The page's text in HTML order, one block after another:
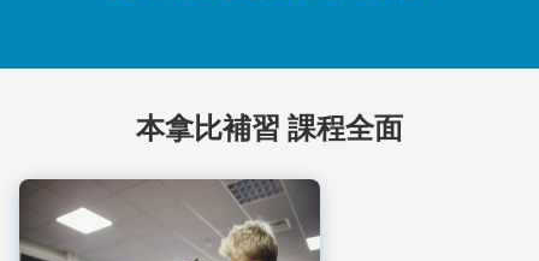
本拿比補習 課程全面